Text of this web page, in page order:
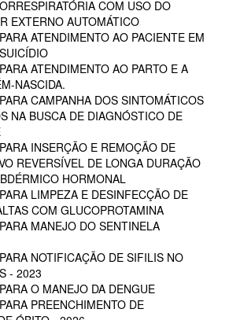
COM USO DO
EXTERNO AUTOMÁTICO
ATENDIMENTO AO PACIENTE EM
ATENDIMENTO AO PARTO E A
NASCIDA.
CAMPANHA DOS SINTOMÁTICOS
NA BUSCA DE DIAGNÓSTICO DE
INSERÇÃO E REMOÇÃO DE
REVERSÍVEL DE LONGA DURAÇÃO
HORMONAL
LIMPEZA E DESINFECÇÃO DE
COM GLUCOPROTAMINA
MANEJO DO SENTINELA
NOTIFICAÇÃO DE SIFILIS NO
- 2023
O MANEJO DA DENGUE
PREENCHIMENTO DE